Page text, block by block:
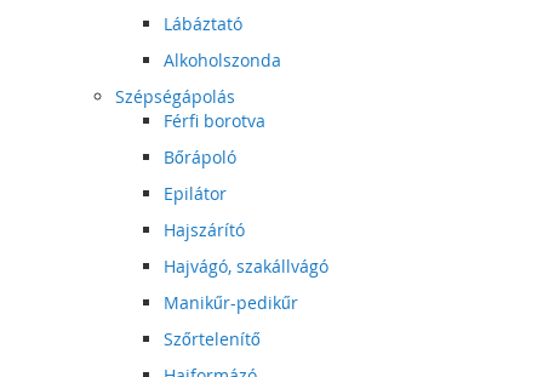
Lábáztató
Alkoholszonda
Szépségápolás
Férfi borotva
Bőrápoló
Epilátor
Hajszárító
Hajvágó, szakállvágó
Manikűr-pedikűr
Szőrtelenítő